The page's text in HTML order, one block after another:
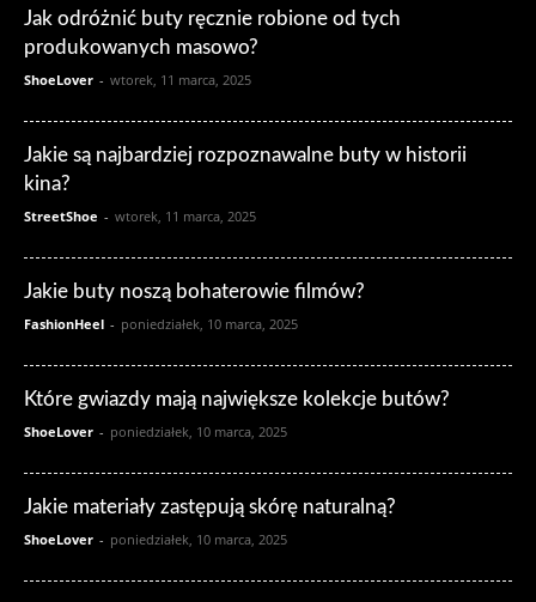
Jak odróżnić buty ręcznie robione od tych
produkowanych masowo?
ShoeLover - wtorek, 11 marca, 2025
Jakie są najbardziej rozpoznawalne buty w historii
kina?
StreetShoe - wtorek, 11 marca, 2025
Jakie buty noszą bohaterowie filmów?
FashionHeel - poniedziałek, 10 marca, 2025
Które gwiazdy mają największe kolekcje butów?
ShoeLover - poniedziałek, 10 marca, 2025
Jakie materiały zastępują skórę naturalną?
ShoeLover - poniedziałek, 10 marca, 2025